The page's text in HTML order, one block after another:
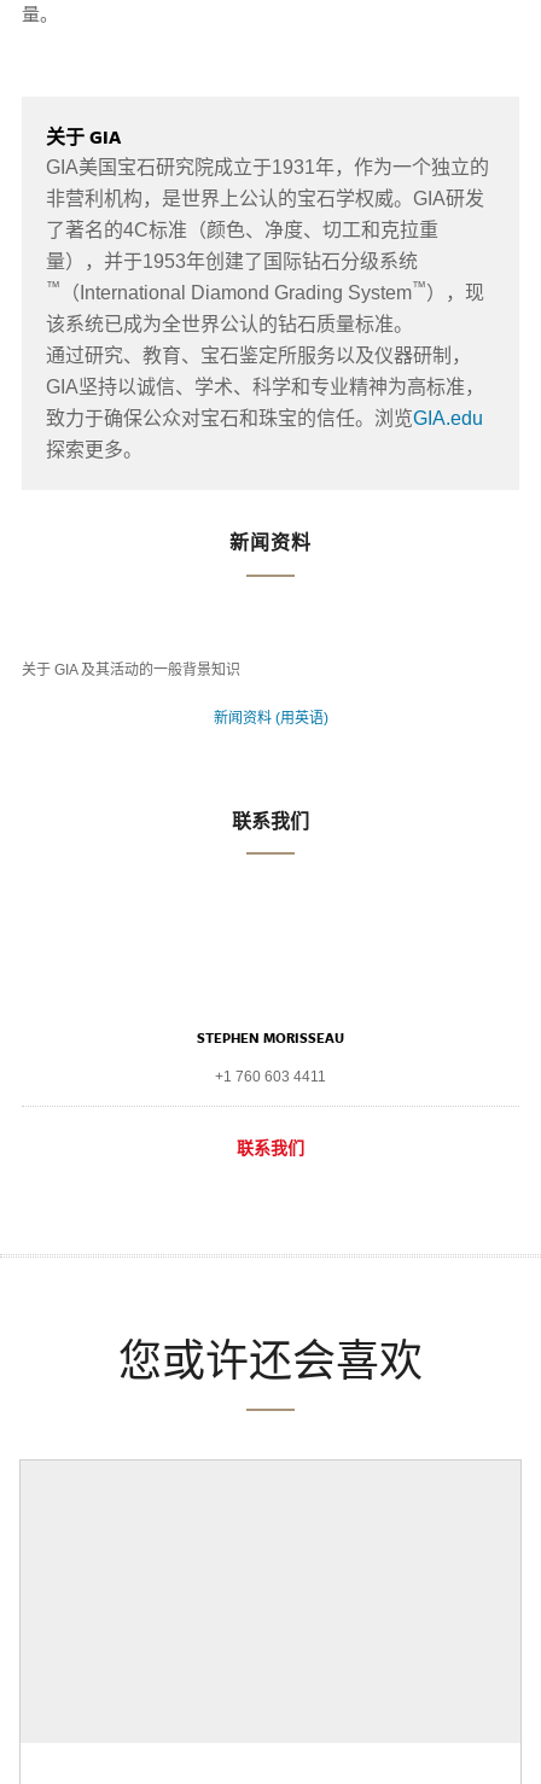
量。
关于 GIA
GIA美国宝石研究院成立于1931年，作为一个独立的
非营利机构，是世界上公认的宝石学权威。GIA研发
了著名的4C标准（颜色、净度、切工和克拉重
量），并于1953年创建了国际钻石分级系统
™ （International Diamond Grading System™），现
该系统已成为全世界公认的钻石质量标准。
通过研究、教育、宝石鉴定所服务以及仪器研制，
GIA坚持以诚信、学术、科学和专业精神为高标准，
致力于确保公众对宝石和珠宝的信任。浏览GIA.edu
探索更多。
新闻资料
关于 GIA 及其活动的一般背景知识
新闻资料 (用英语)
联系我们
STEPHEN MORISSEAU
+1 760 603 4411
联系我们
您或许还会喜欢